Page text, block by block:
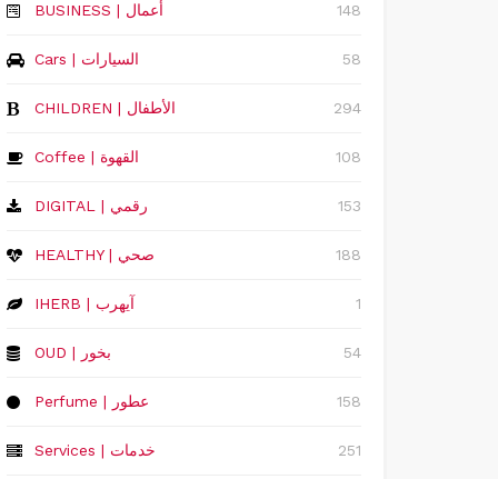
‏BUSINESS | أعمال 148
Cars | السيارات 58
CHILDREN | الأطفال 294
Coffee | القهوة 108
DIGITAL | رقمي 153
HEALTHY | صحي 188
IHERB | آيهرب 1
OUD | بخور 54
Perfume | عطور 158
Services | خدمات 251